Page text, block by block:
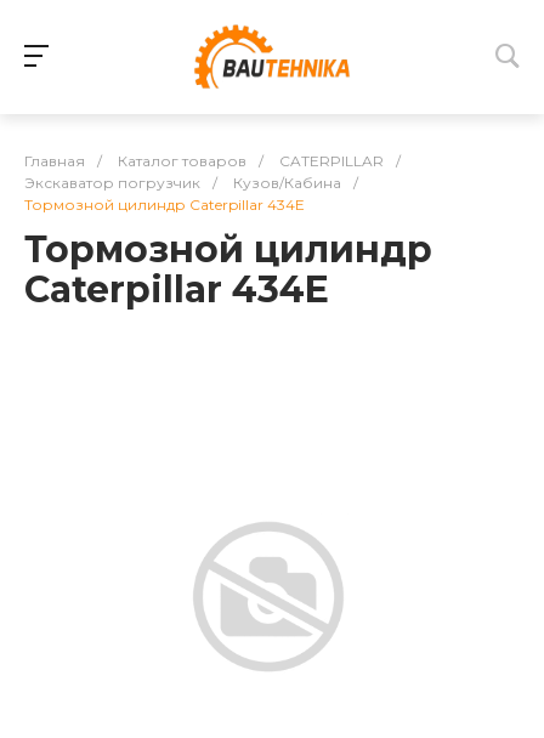
Главная / Каталог товаров / CATERPILLAR
/
Экскаватор погрузчик
/ Кузов/Кабина
/
Тормозной цилиндр Caterpillar 434E
Тормозной цилиндр
Caterpillar 434E